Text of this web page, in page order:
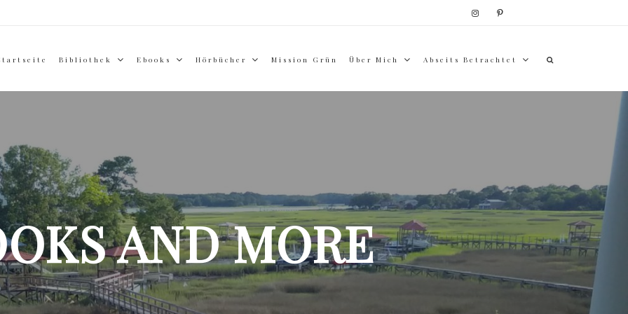
Bibliothek Ebooks Hörbücher Mission Grün Über Mich Abseits Betrachtet
AND MORE